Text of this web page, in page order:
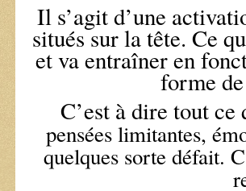
Il s’agit d’une
situés sur la tête. Ce
et va entraîner en
forme
C’est à dire tout
pensées limitantes,
quelques sorte défait.